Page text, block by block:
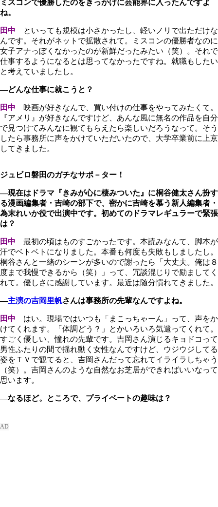
ミスコンで優勝したのをきっかけに芸能界に入ったんですよ
ね。
田中 といっても規模は小さかったし、軽いノリで出ただけな
んです。それがネットで拡散されて。ミスコンの優勝者なのに
女子アナっぽくなかったのが新鮮だったみたい（笑）。それで
仕事するようになるとは思ってなかったですね。就職もしたい
と考えていましたし。
―どんな仕事に就こうと？
田中 映画が好きなんで、買い付けの仕事をやってみたくて。
『アメリ』が好きなんですけど、あんな風に無名の作品を自分
で見つけてみんなに観てもらえたら楽しいだろうなって。そう
したら事務所に声をかけていただいたので、大学卒業前に上京
してきました。
ジュビロ磐田のガチなサポ－ター！
―現在はドラマ『きみが心に棲みついた』に桐谷健太さん扮す
る漫画編集者・吉崎の部下で、密かに吉崎を慕う新人編集者・
為末れいか役で出演中です。初めてのドラマレギュラーで緊張
は？
田中 最初の頃はものすごかったです。本読みなんて、脚本が
汗でベトベトになりました。本番も何度も失敗もしましたし。
桐谷さんと一緒のシーンが多いので謝ったら「大丈夫。俺は８
度まで我慢できるから（笑）」って、冗談混じりで励ましてく
れて。優しさに感謝しています。最近は随分慣れてきました。
―主演の吉岡里帆さんは事務所の先輩なんですよね。
田中
はい。現場ではいつも「まこっちゃーん」って、声をか
けてくれます。「体調どう？」とかいろいろ気遣ってくれて。
すごく優しい、憧れの先輩です。吉岡さん演じるキョドコって
男性ふたりの間で揺れ動く女性なんですけど、ウジウジしてる
姿をＴＶで観てると、吉岡さんだって忘れてイライラしちゃう
（笑）。吉岡さんのような自然なお芝居ができればいいなって
思います。
―なるほど。ところで、プライベートの趣味は？